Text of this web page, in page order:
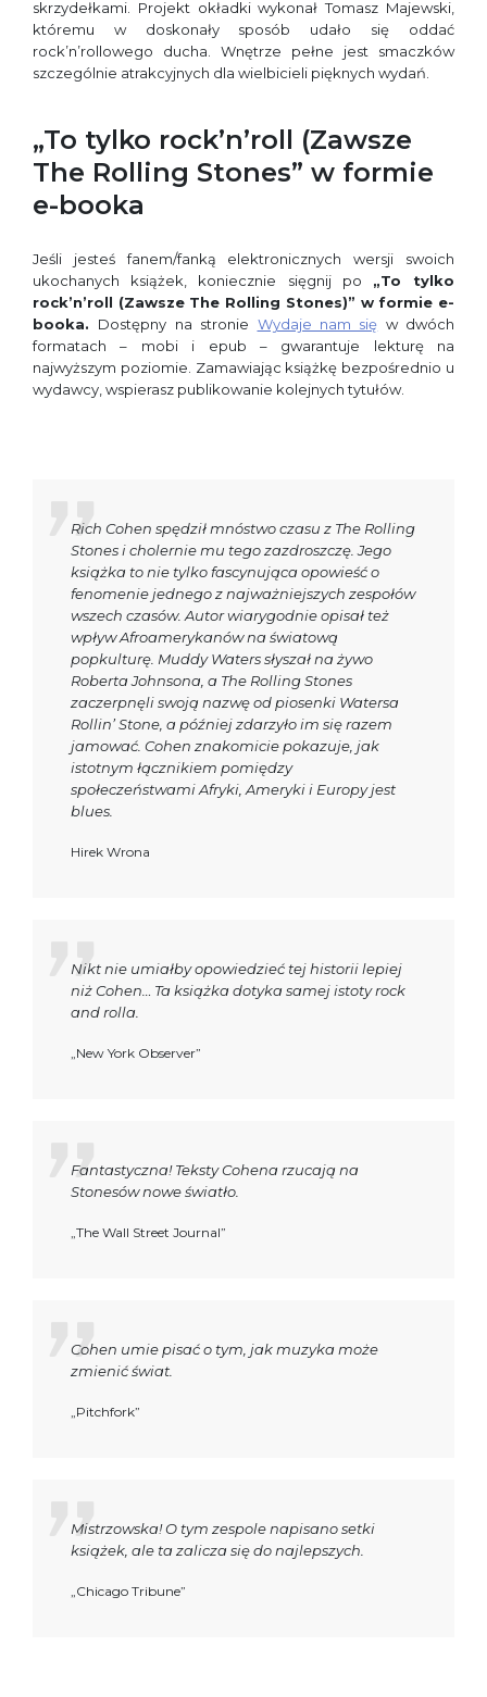
skrzydełkami. Projekt okładki wykonał Tomasz Majewski,
któremu w doskonały sposób udało się oddać
rock’n’rollowego ducha. Wnętrze pełne jest smaczków
szczególnie atrakcyjnych dla wielbicieli pięknych wydań.
„To tylko rock’n’roll (Zawsze
The Rolling Stones” w formie
e-booka
Jeśli jesteś fanem/fanką elektronicznych wersji swoich
ukochanych książek, koniecznie sięgnij po „To tylko
rock’n’roll (Zawsze The Rolling Stones)” w formie e-
booka. Dostępny na stronie Wydaje nam się w dwóch
formatach – mobi i epub – gwarantuje lekturę na
najwyższym poziomie. Zamawiając książkę bezpośrednio u
wydawcy, wspierasz publikowanie kolejnych tytułów.
Rich Cohen spędził mnóstwo czasu z The Rolling
Stones i cholernie mu tego zazdroszczę. Jego
książka to nie tylko fascynująca opowieść o
fenomenie jednego z najważniejszych zespołów
wszech czasów. Autor wiarygodnie opisał też
wpływ Afroamerykanów na światową
popkulturę. Muddy Waters słyszał na żywo
Roberta Johnsona, a The Rolling Stones
zaczerpnęli swoją nazwę od piosenki Watersa
Rollin’ Stone, a później zdarzyło im się razem
jamować. Cohen znakomicie pokazuje, jak
istotnym łącznikiem pomiędzy
społeczeństwami Afryki, Ameryki i Europy jest
blues.
Hirek Wrona
Nikt nie umiałby opowiedzieć tej historii lepiej
niż Cohen… Ta książka dotyka samej istoty rock
and rolla.
„New York Observer”
Fantastyczna! Teksty Cohena rzucają na
Stonesów nowe światło.
„The Wall Street Journal”
Cohen umie pisać o tym, jak muzyka może
zmienić świat.
„Pitchfork”
Mistrzowska! O tym zespole napisano setki
książek, ale ta zalicza się do najlepszych.
„Chicago Tribune”